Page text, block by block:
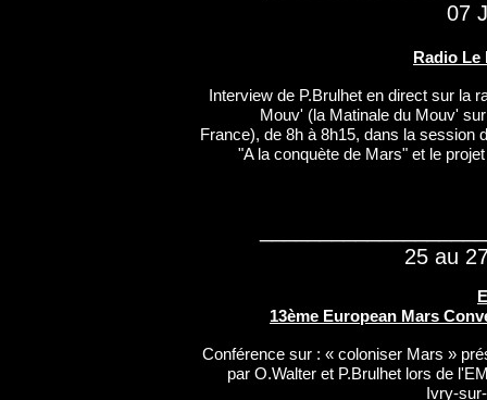
07
Radio Le
Interview de P.Brulhet en direct sur la
Mouv' (la Matinale du Mouv'
France), de 8h à 8h15, dans la session
"A la conquète de Mars" et le
25 au
13ème European Mars
Conférence sur : « coloniser Mars »
par O.Walter et P.Brulhet lors de
Ivry-